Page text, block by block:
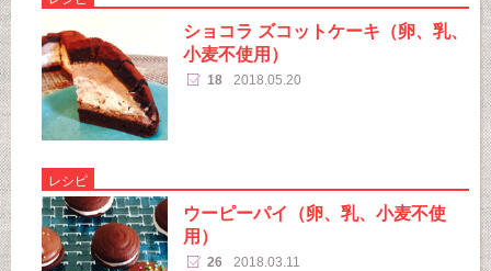
ショコラ ズコットケーキ（卵、乳、
小麦不使用）
18 2018.05.20
レシピ
ウーピーパイ（卵、乳、小麦不使
用）
26 2018.03.11